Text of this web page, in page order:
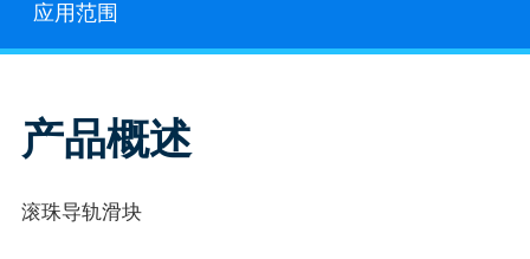
应用范围
产品概述
滚珠导轨滑块